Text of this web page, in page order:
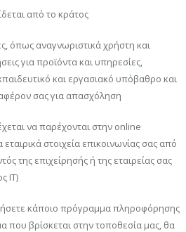
από το κράτος
όπως αναγνωριστικά χρήστη και
για προϊόντα και υπηρεσίες,
και εργασιακό υπόβαθρο και
σας για απασχόληση
να παρέχονται στην online
στοιχεία επικοινωνίας σας από
της επιχείρησής ή της εταιρείας σας
IT)
κάποιο πρόγραμμα πληροφόρησης
βρίσκεται στην τοποθεσία μας, θα